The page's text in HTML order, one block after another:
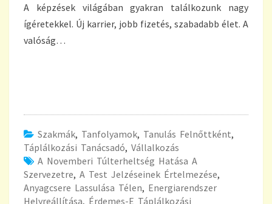
A képzések világában gyakran találkozunk nagy
ígéretekkel. Új karrier, jobb fizetés, szabadabb élet. A
valóság…
Szakmák, Tanfolyamok, Tanulás Felnőttként,
Táplálkozási Tanácsadó, Vállalkozás
A Novemberi Túlterheltség Hatása A
Szervezetre, A Test Jelzéseinek Értelmezése,
Anyagcsere Lassulása Télen, Energiarendszer
Helyreállítása, Érdemes-E Táplálkozási